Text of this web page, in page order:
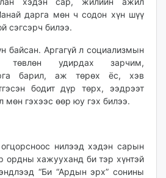
дарга мөн ч содон хүн шүү
сэгсэрч билээ.
байсан. Аргагүй л социализмын
төвлөн удирдах зарчим,
барил, аж төрөх ёс, хэв
бодит дүр төрх, ээдрээт
мөн гэхээс өөр юу гэх билээ.
нилээд хэдэн сарын
ордны хажууханд би тэр хүнтэй
“Би “Ардын эрх” сонины